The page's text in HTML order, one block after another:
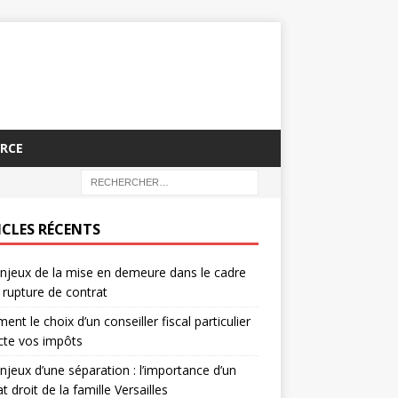
RÉCENTS
de la mise en demeure dans le cadre
rupture de contrat
le choix d’un conseiller fiscal particulier
vos impôts
d’une séparation : l’importance d’un
droit de la famille Versailles